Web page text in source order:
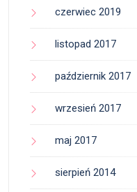
czerwiec 2019
listopad 2017
październik 2017
wrzesień 2017
maj 2017
sierpień 2014